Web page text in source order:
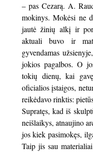
– pas Cezarą. A.
mokinys. Mokėsi ne
jautė žinių alkį ir
aktuali buvo ir
gyvendamas
jokios pagalbos. O
tokių dienų, kai
oficialios įstaigos,
reikėdavo rinktis:
Supratęs, kad iš
neišlaikys, atnaujino
jos kiek pasimokęs,
Taip jis sau